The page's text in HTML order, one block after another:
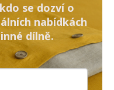
se dozví o
nabídkách
dílně.